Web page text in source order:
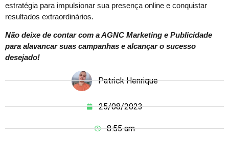
estratégia para impulsionar sua presença online e conquistar
resultados extraordinários.
Não deixe de contar com a AGNC Marketing e Publicidade
para alavancar suas campanhas e alcançar o sucesso
desejado!
Patrick Henrique
25/08/2023
8:55 am